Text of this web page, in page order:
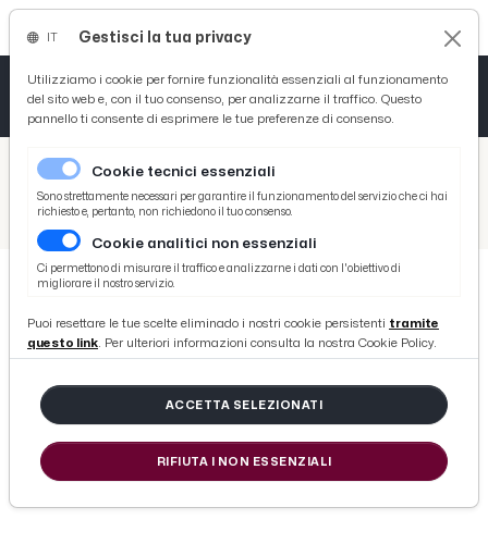
/ Picenotime
/ Monticelli Calcio
Monticelli Calcio, ufficializzati gli arrivi dei difensori Stangoni e Di Lorenzo
Monticelli Calcio, ufficializzati gli
arrivi dei difensori Stangoni e Di
Lorenzo
di Redazione Picenotime
Gestisci la tua privacy
Utilizziamo i cookie per fornire funzionalità essenziali al funzionamento
del sito web e, con il tuo consenso, per analizzarne il traffico. Questo
pannello ti consente di esprimere le tue preferenze di consenso.
Cookie tecnici essenziali
Sono strettamente necessari per garantire il funzionamento del servizio che ci hai
richiesto e, pertanto, non richiedono il tuo consenso.
Cookie analitici non essenziali
Ci permettono di misurare il traffico e analizzarne i dati con l'obiettivo di
migliorare il nostro servizio.
Puoi resettare le tue scelte eliminado i nostri cookie persistenti tramite
questo link. Per ulteriori informazioni consulta la nostra Cookie Policy.
ACCETTA SELEZIONATI
RIFIUTA I NON ESSENZIALI
Tutto News
Tutto Sport
Basket
Ciclismo
Tutto Curiosità